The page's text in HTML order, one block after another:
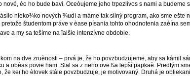
èo ho bude bavi. Oceòujeme jeho trpezlivos s nami a budeme
nieko¾ko nových ¾udí a máme tak silný program, ako sme ešte
pretože študentom práve v èase písania tohto ohodnotenia zaèína
a my sa tešíme na ïalšie intenzívne obdobie.
na dve zruènosti – prvá je, že ho povzbudzujeme, aby sa kàmil
a obèas povie ham. Stal sa z neho ove¾a lepší papkaè. Predtým
že keï ho èlovek stále povzbudzuje, je motivovaný. Druhá je